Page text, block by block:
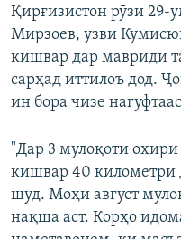
Қирғизистон рӯзи 29-
Мирзоев, узви
кишвар дар мавриди
сарҳад иттилоъ дод.
ин бора чизе
"Дар 3 мулоқоти
кишвар 40 километри
шуд. Моҳи август
нақша аст. Корҳо